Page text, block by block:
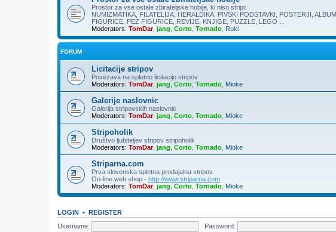
Prostor za vse ostale zbirateljske hobije, ki niso stripi:
NUMIZMATIKA, FILATELIJA, HERALDIKA, PIVSKI PODSTAVKI, POSTERJI,
FIGURICE, PEZ FIGURICE, REVIJE, KNJIGE, PUZZLE, LEGO ...
Moderators: TomDar, jang Corto Tornado Ruki
FORUM
Licitacije stripov
Povezava na spletno licitacijo stripov
Moderators: TomDar, jang Corto Tornado Mioke
Galerije naslovnic
Galerija stripovskih naslovnic
Moderators: TomDar, jang Corto Tornado Mioke
Stripoholik
Društvo ljubiteljev stripov stripoholik
Moderators: TomDar, jang Corto Tornado Mioke
Striparna.com
Prva slovenska spletna prodajalna stripov.
On-line web shop - http://www.striparna.com
Moderators: TomDar, jang Corto Tornado Mioke
LOGIN • REGISTER
Username:
Password: